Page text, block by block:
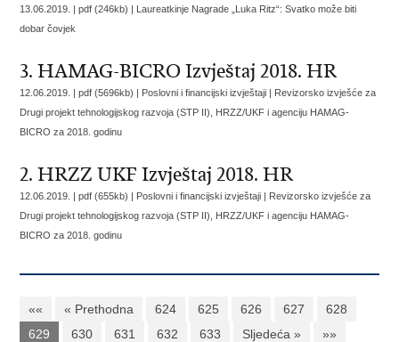
13.06.2019. | pdf (246kb) | Laureatkinje Nagrade „Luka Ritz“: Svatko može biti
dobar čovjek
3. HAMAG-BICRO Izvještaj 2018. HR
12.06.2019. | pdf (5696kb) | Poslovni i financijski izvještaji | Revizorsko izvješće za
Drugi projekt tehnologijskog razvoja (STP II), HRZZ/UKF i agenciju HAMAG-
BICRO za 2018. godinu
2. HRZZ UKF Izvještaj 2018. HR
12.06.2019. | pdf (655kb) | Poslovni i financijski izvještaji | Revizorsko izvješće za
Drugi projekt tehnologijskog razvoja (STP II), HRZZ/UKF i agenciju HAMAG-
BICRO za 2018. godinu
«« « Prethodna 624 625 626 627
628
629
630 631 632 633 Sljedeća » »»